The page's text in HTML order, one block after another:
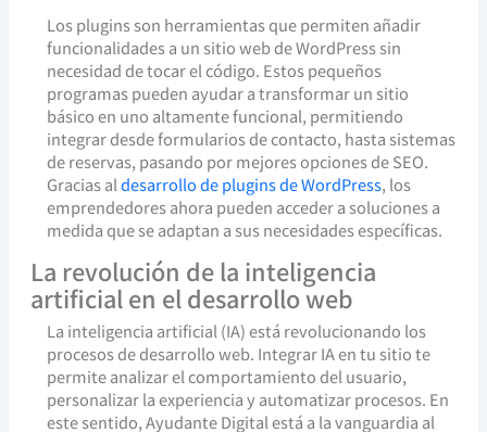
Los plugins son herramientas que permiten añadir
funcionalidades a un sitio web de WordPress sin
necesidad de tocar el código. Estos pequeños
programas pueden ayudar a transformar un sitio
básico en uno altamente funcional, permitiendo
integrar desde formularios de contacto, hasta sistemas
de reservas, pasando por mejores opciones de SEO.
Gracias aldesarrollo de plugins de WordPress, los
emprendedores ahora pueden acceder a soluciones a
medida que se adaptan a sus necesidades específicas.
La revolución de la inteligencia
artificial en el desarrollo web
La inteligencia artificial (IA) está revolucionando los
procesos de desarrollo web. Integrar IA en tu sitio te
permite analizar el comportamiento del usuario,
personalizar la experiencia y automatizar procesos. En
este sentido, Ayudante Digital está a la vanguardia al